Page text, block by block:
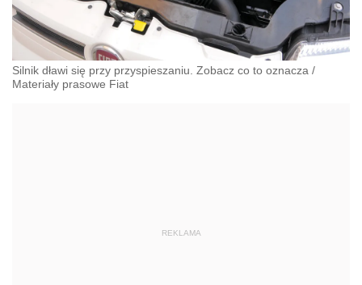
Silnik dławi się przy przyspieszaniu. Zobacz co to oznacza /
Materiały prasowe Fiat